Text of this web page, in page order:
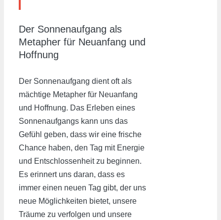
Der Sonnenaufgang als
Metapher für Neuanfang und
Hoffnung
Der Sonnenaufgang dient oft als
mächtige Metapher für Neuanfang
und Hoffnung. Das Erleben eines
Sonnenaufgangs kann uns das
Gefühl geben, dass wir eine frische
Chance haben, den Tag mit Energie
und Entschlossenheit zu beginnen.
Es erinnert uns daran, dass es
immer einen neuen Tag gibt, der uns
neue Möglichkeiten bietet, unsere
Träume zu verfolgen und unsere